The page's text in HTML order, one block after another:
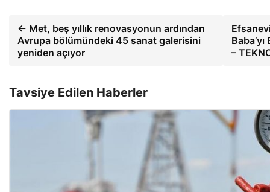
← Met, beş yıllık renovasyonun ardından
Avrupa bölümündeki 45 sanat galerisini
yeniden açıyor
–
Tavsiye Edilen Haberler